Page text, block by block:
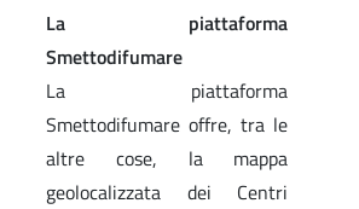
La piattaforma
Smettodifumare
La piattaforma
Smettodifumare offre, tra le
altre cose, la mappa
geolocalizzata dei Centri